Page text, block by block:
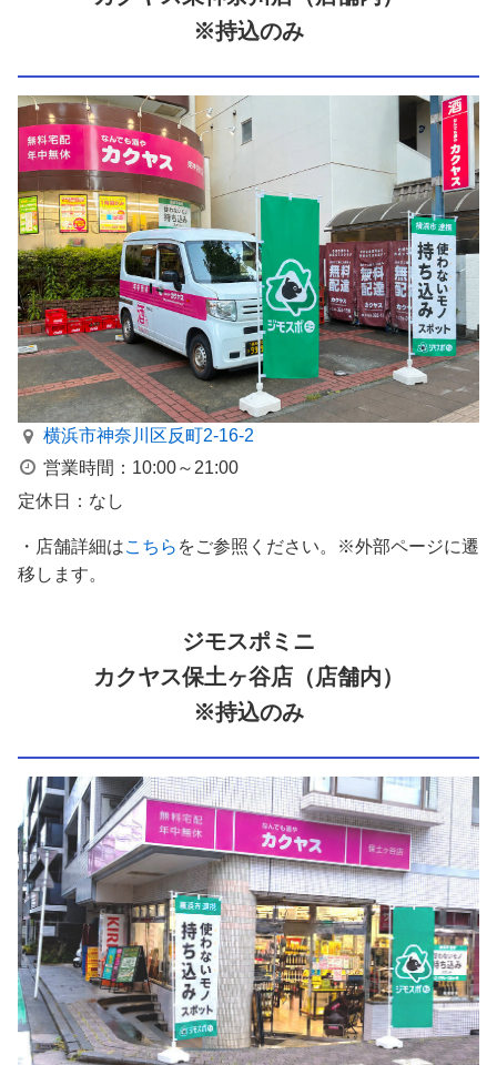
※持込のみ
横浜市神奈川区反町2-16-2
営業時間：10:00～21:00
定休日：なし
・店舗詳細はこちら をご参照ください。※外部ページに遷
移します。
ジモスポミニ
カクヤス保土ヶ谷店（店舗内）
※持込のみ